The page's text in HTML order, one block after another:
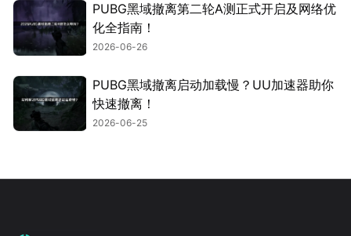
PUBG黑域撤离第二轮A测正式开启及网络优
化全指南！
2026-06-26
PUBG黑域撤离启动加载慢？UU加速器助你
快速撤离！
2026-06-25